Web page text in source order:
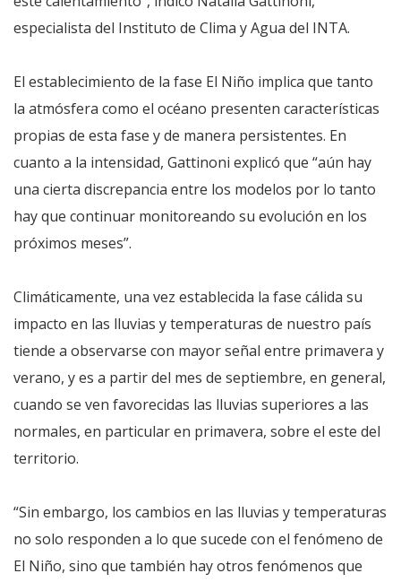
especialista del Instituto de Clima y Agua del INTA.
El establecimiento de la fase El Niño implica que tanto
la atmósfera como el océano presenten características
propias de esta fase y de manera persistentes. En
cuanto a la intensidad, Gattinoni explicó que “aún hay
una cierta discrepancia entre los modelos por lo tanto
hay que continuar monitoreando su evolución en los
próximos meses”.
Climáticamente, una vez establecida la fase cálida su
impacto en las lluvias y temperaturas de nuestro país
tiende a observarse con mayor señal entre primavera y
verano, y es a partir del mes de septiembre, en general,
cuando se ven favorecidas las lluvias superiores a las
normales, en particular en primavera, sobre el este del
territorio.
“Sin embargo, los cambios en las lluvias y temperaturas
no solo responden a lo que sucede con el fenómeno de
El Niño, sino que también hay otros fenómenos que